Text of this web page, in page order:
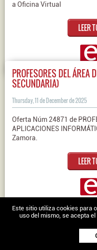
a Oficina Virtual
LEER
PROFESORES DEL ÁREA
SECUNDARIA)
Thursday, 11 de December de 2025
Oferta Núm 24871 de
APLICACIONES
Zamora.
LEER
Nosotros|Contacto|
Trabajo en
Este sitio utiliza cookies para
uso del mismo, se acepta